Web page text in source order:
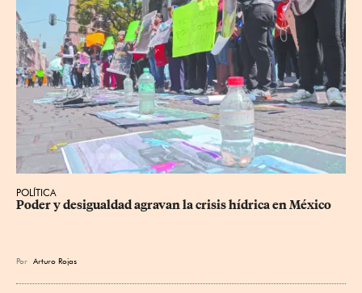
POLÍTICA
Poder y desigualdad agravan la crisis hídrica en México
Por Arturo Rojas